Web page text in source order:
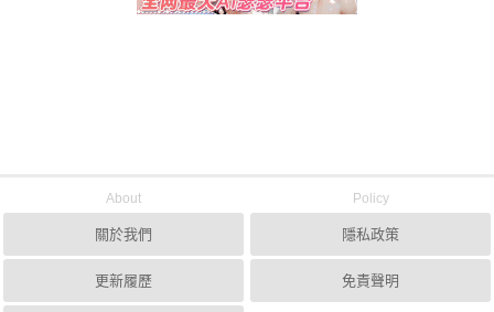
About
關於我們
更新履歷
Policy
隱私政策
免責聲明